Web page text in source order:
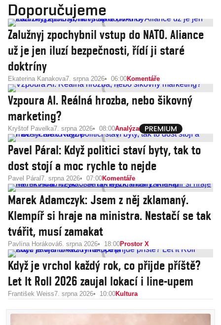
Doporučujeme
Zalužnyj zpochybnil vstup do NATO. Aliance
už je jen iluzí bezpečnosti, řídí ji staré
doktríny
Ekaterina Kanakova7. srpna 2026 06:00Komentáře
Vzpoura AI. Reálná hrozba, nebo šikovný
marketing?
Kryštof Pavelka7. srpna 2026 08:00Analýza
Pavel Páral: Když politici staví byty, tak to
dost stojí a moc rychle to nejde
Pavel Páral 7. srpna 2026 07:00Komentáře
Marek Adamczyk: Jsem z něj zklamaný.
Klempíř si hraje na ministra. Nestačí se tak
tvářit, musí zamakat
Pavlína Horáková6. srpna 2026 18:00Prostor X
Když je vrchol každý rok, co přijde příště?
Let It Roll 2026 zaujal lokací i line-upem
František Weiss7. srpna 2026 10:00Kultura